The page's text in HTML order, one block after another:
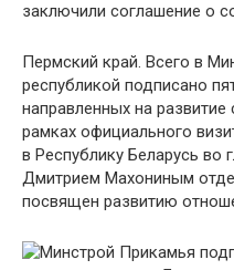
заключили соглашение о
Пермский край. Всего в
республикой подписано
направленных на развитие
рамках официального
в Республику Беларусь во
Дмитрием Махониным
посвящен развитию